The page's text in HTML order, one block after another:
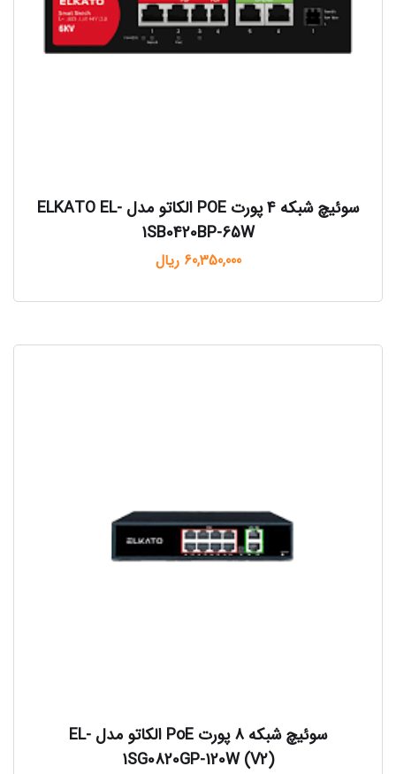
سوئیچ شبکه 4 پورت POE الکاتو مدل ELKATO EL-
1SB0420BP-65W
60,350,000 ریال
سوئیچ شبکه 8 پورت PoE الکاتو مدل EL-
1SG0820GP-120W (V2)